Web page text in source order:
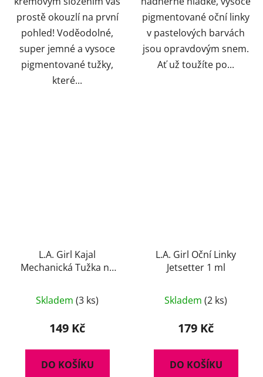
prostě okouzlí na první
pohled! Voděodolné,
super jemné a vysoce
pigmentované tužky,
které...
pigmentované oční linky
v pastelových barvách
jsou opravdovým snem.
Ať už toužíte po...
L.A. Girl Kajal
Mechanická Tužka na
hodnocení
produktu
5,0
z
Skladem (3 ks)
149 Kč
DO KOŠÍKU
L.A. Girl Oční Linky
Jetsetter 1 ml
Skladem (2 ks)
179 Kč
DO KOŠÍKU